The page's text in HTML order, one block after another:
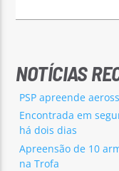
NOTÍCIAS
PSP apreende
Encontrada em
há dois dias
Apreensão de 10
na Trofa